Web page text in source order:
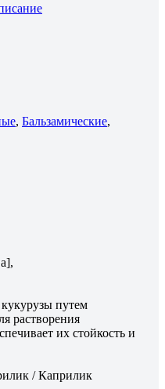
, Бальзамические,
путем
растворения
их стойкость и
/ Каприлик